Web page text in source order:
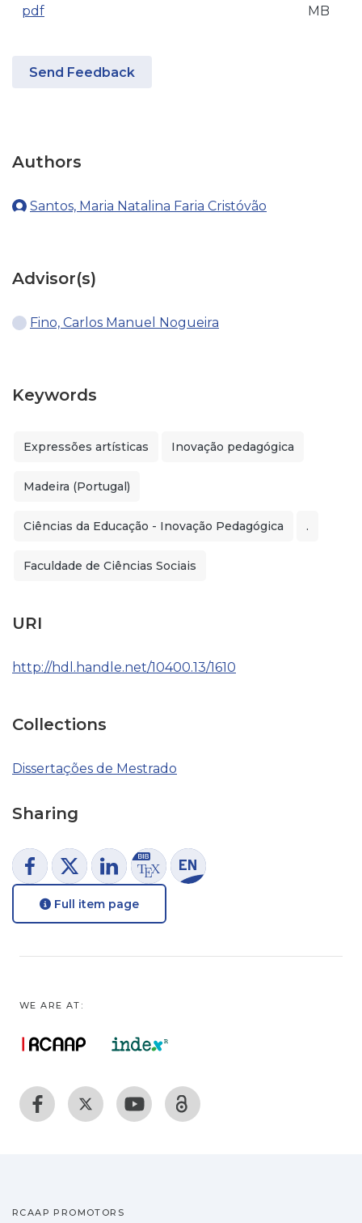
pdf
MB
Send Feedback
Authors
Santos, Maria Natalina Faria Cristóvão
Advisor(s)
Fino, Carlos Manuel Nogueira
Keywords
Expressões artísticas Inovação pedagógica
Madeira (Portugal)
Ciências da Educação - Inovação Pedagógica .
Faculdade de Ciências Sociais
URI
http://hdl.handle.net/10400.13/1610
Collections
Dissertações de Mestrado
Sharing
Full item page
WE ARE AT:
RCAAP PROMOTORS